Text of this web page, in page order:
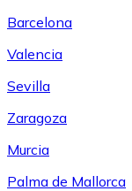
Barcelona
Valencia
Sevilla
Zaragoza
Murcia
Palma de Mallorca